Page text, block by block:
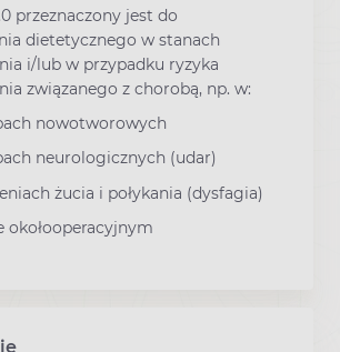
przeznaczony jest do
dietetycznego w stanach
i/lub w przypadku ryzyka
związanego z chorobą, np. w:
nowotworowych
neurologicznych (udar)
żucia i połykania (dysfagia)
okołooperacyjnym